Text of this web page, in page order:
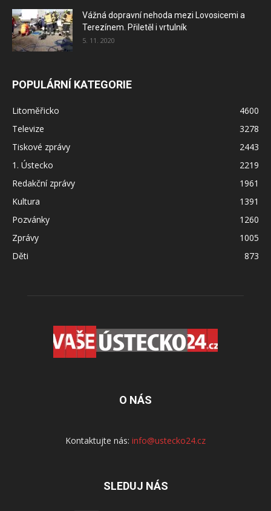
Vážná dopravní nehoda mezi Lovosicemi a
Terezínem. Přiletěl i vrtulník
5. 11. 2020
POPULÁRNÍ KATEGORIE
Litoměřicko
4600
Televize
3278
Tiskové zprávy
2443
1. Ústecko
2219
Redakční zprávy
1961
Kultura
1391
Pozvánky
1260
Zprávy
1005
Děti
873
O NÁS
Kontaktujte nás: info@ustecko24.cz
SLEDUJ NÁS